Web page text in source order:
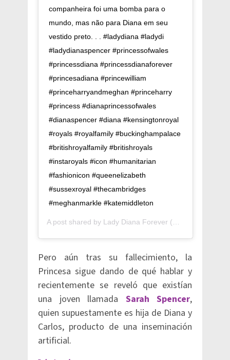
companheira foi uma bomba para o
mundo, mas não para Diana em seu
vestido preto. . . #ladydiana #ladydi
#ladydianaspencer #princessofwales
#princessdiana #princessdianaforever
#princesadiana #princewilliam
#princeharryandmeghan #princeharry
#princess #dianaprincessofwales
#dianaspencer #diana #kensingtonroyal
#royals #royalfamily #buckinghampalace
#britishroyalfamily #britishroyals
#instaroyals #icon #humanitarian
#fashionicon #queenelizabeth
#sussexroyal #thecambridges
#meghanmarkle #katemiddleton
A post shared by Lady Diana Forever (@lady.diana.forever) on
Pero aún tras su fallecimiento, la
Princesa sigue dando de qué hablar y
recientemente se reveló que existían
una joven llamada Sarah Spencer,
quien supuestamente es hija de Diana y
Carlos, producto de una inseminación
artificial.